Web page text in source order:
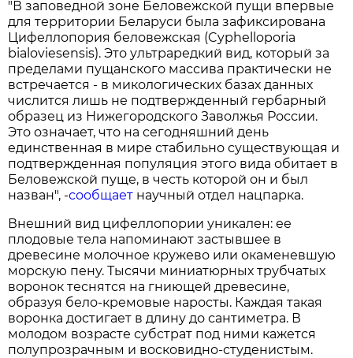
"В заповедной зоне Беловежской пущи впервые
для территории Беларуси была зафиксирована
Цифеллопория беловежская (Cyphelloporia
bialoviesensis). Это ультраредкий вид, который за
пределами пущанского массива практически не
встречается - в микологических базах данных
числится лишь не подтвержденный гербарный
образец из Нижегородского Заволжья России.
Это означает, что на сегодняшний день
единственная в мире стабильно существующая и
подтвержденная популяция этого вида обитает в
Беловежской пуще, в честь которой он и был
назван", -сообщает научный отдел нацпарка.
Внешний вид цифеллопории уникален: ее
плодовые тела напоминают застывшее в
древесине молочное кружево или окаменевшую
морскую пену. Тысячи миниатюрных трубчатых
воронок теснятся на гниющей древесине,
образуя бело-кремовые наросты. Каждая такая
воронка достигает в длину до сантиметра. В
молодом возрасте субстрат под ними кажется
полупрозрачным и восковидно-студенистым.